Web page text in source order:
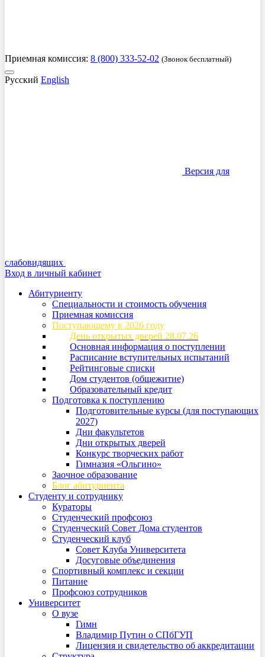
Приемная комиссия: 8 (800) 333-52-02 (Звонок бесплатный)
Русский English
Версия для
слабовидящих
Вход в личный кабинет
Абитуриенту
Специальности и стоимость обучения
Приемная комиссия
Поступающему в 2026 году
День открытых дверей 28.07.26
Основная информация о поступлении
Расписание вступительных испытаний
Рейтинговые списки
Дом студентов (общежитие)
Образовательный кредит
Подготовка к поступлению
Подготовительные курсы (для поступающих
2027)
Дни факультетов
Дни открытых дверей
Конкурс творческих работ
Гимназия «Ольгино»
Заочное образование
Блог абитуриента
Студенту и сотруднику
Кураторы
Студенческий профсоюз
Студенческий Совет Дома студентов
Студенческий клуб
Совет Клуба Университета
Досуговые объединения
Спортивный комплекс и секции
Питание
Профсоюз сотрудников
Университет
О вузе
Гимн
Владимир Путин о СПбГУП
Лицензия и свидетельство об аккредитации